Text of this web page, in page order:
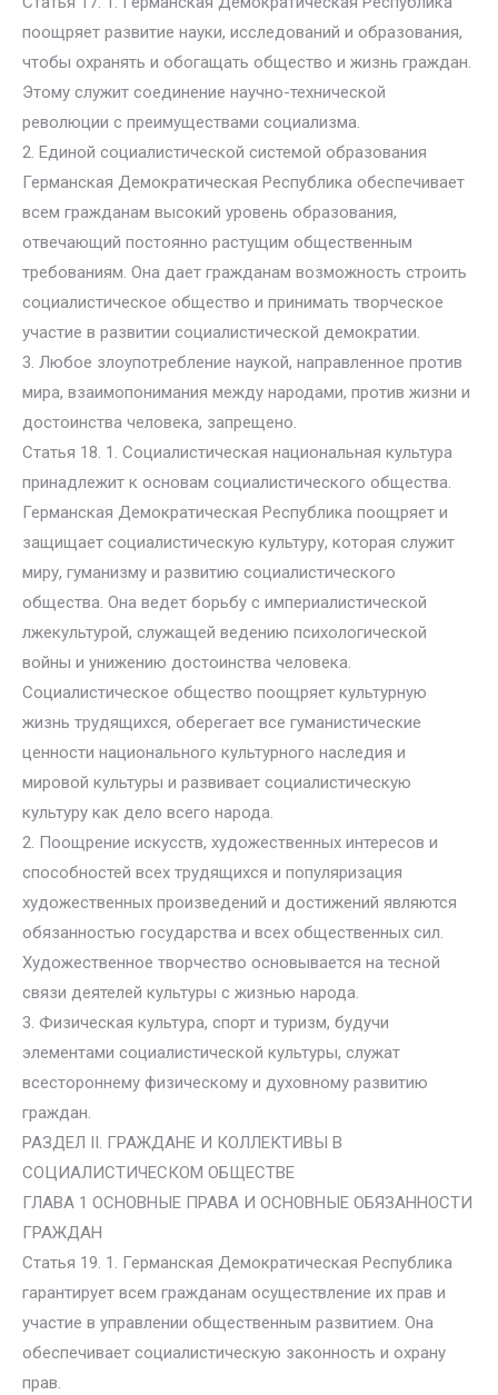
поощряет развитие науки, исследований и образования,
чтобы охранять и обогащать общество и жизнь граждан.
Этому служит соединение научно-технической
революции с преимуществами социализма.
2. Единой социалистической системой образования
Германская Демократическая Республика обеспечивает
всем гражданам высокий уровень образования,
отвечающий постоянно растущим общественным
требованиям. Она дает гражданам возможность строить
социалистическое общество и принимать творческое
участие в развитии социалистической демократии.
3. Любое злоупотребление наукой, направленное против
мира, взаимопонимания между народами, против жизни и
достоинства человека, запрещено.
Статья 18. 1. Социалистическая национальная культура
принадлежит к основам социалистического общества.
Германская Демократическая Республика поощряет и
защищает социалистическую культуру, которая служит
миру, гуманизму и развитию социалистического
общества. Она ведет борьбу с империалистической
лжекультурой, служащей ведению психологической
войны и унижению достоинства человека.
Социалистическое общество поощряет культурную
жизнь трудящихся, оберегает все гуманистические
ценности национального культурного наследия и
мировой культуры и развивает социалистическую
культуру как дело всего народа.
2. Поощрение искусств, художественных интересов и
способностей всех трудящихся и популяризация
художественных произведений и достижений являются
обязанностью государства и всех общественных сил.
Художественное творчество основывается на тесной
связи деятелей культуры с жизнью народа.
3. Физическая культура, спорт и туризм, будучи
элементами социалистической культуры, служат
всестороннему физическому и духовному развитию
граждан.
РАЗДЕЛ II. ГРАЖДАНЕ И КОЛЛЕКТИВЫ В
СОЦИАЛИСТИЧЕСКОМ ОБЩЕСТВЕ
ГЛАВА 1 ОСНОВНЫЕ ПРАВА И ОСНОВНЫЕ ОБЯЗАННОСТИ
ГРАЖДАН
Статья 19. 1. Германская Демократическая Республика
гарантирует всем гражданам осуществление их прав и
участие в управлении общественным развитием. Она
обеспечивает социалистическую законность и охрану
прав.